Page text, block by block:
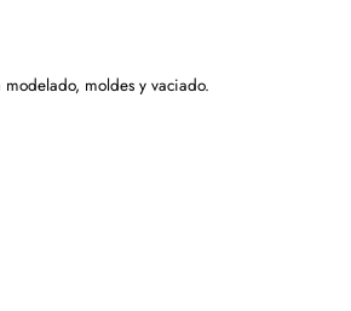
moldes y vaciado.